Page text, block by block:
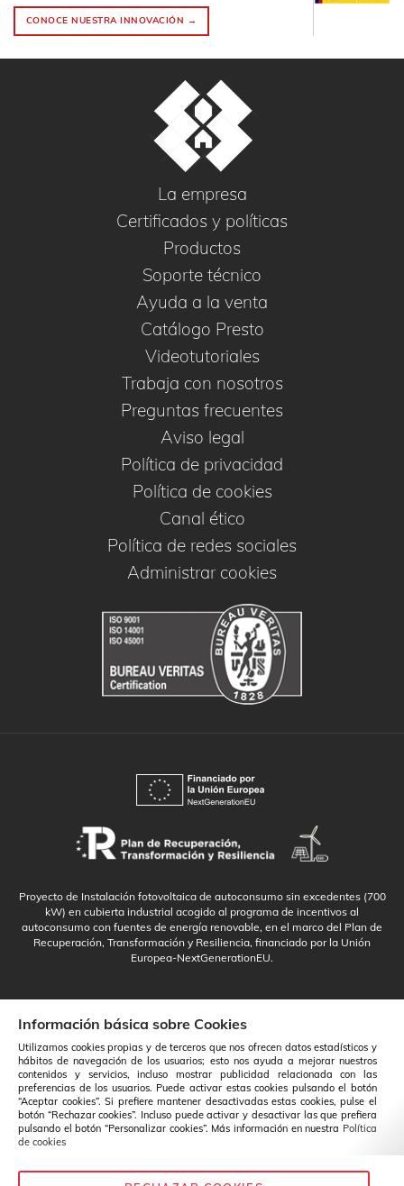
CONOCE NUESTRA INNOVACIÓN →
La empresa
Certificados y políticas
Productos
Soporte técnico
Ayuda a la venta
Catálogo Presto
Videotutoriales
Trabaja con nosotros
Preguntas frecuentes
Aviso legal
Política de privacidad
Política de cookies
Canal ético
Política de redes sociales
Administrar cookies
Proyecto de Instalación fotovoltaica de autoconsumo sin excedentes (700
kW) en cubierta industrial acogido al programa de incentivos al
autoconsumo con fuentes de energía renovable, en el marco del Plan de
Recuperación, Transformación y Resiliencia, financiado por la Unión
Europea-NextGenerationEU.
Información básica sobre Cookies
Utilizamos cookies propias y de terceros que nos ofrecen datos estadísticos y
hábitos de navegación de los usuarios; esto nos ayuda a mejorar nuestros
contenidos y servicios, incluso mostrar publicidad relacionada con las
preferencias de los usuarios. Puede activar estas cookies pulsando el botón
“Aceptar cookies”. Si prefiere mantener desactivadas estas cookies, pulse el
botón “Rechazar cookies”. Incluso puede activar y desactivar las que prefiera
pulsando el botón “Personalizar cookies”. Más información en nuestra Política
de cookies